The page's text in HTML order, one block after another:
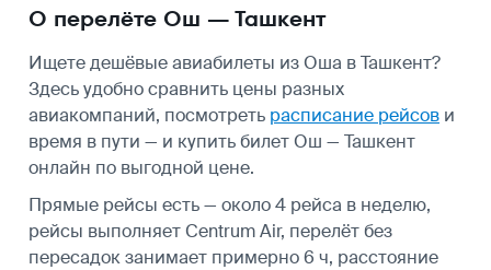
О перелёте Ош — Ташкент
Ищете дешёвые авиабилеты из Оша в Ташкент?
Здесь удобно сравнить цены разных
авиакомпаний, посмотреть расписание рейсов и
время в пути — и купить билет Ош — Ташкент
онлайн по выгодной цене.
Прямые рейсы есть — около 4 рейса в неделю,
рейсы выполняет Centrum Air, перелёт без
пересадок занимает примерно 6 ч, расстояние